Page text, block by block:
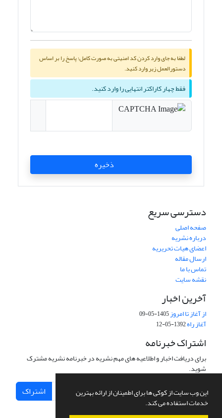
این وب سایت از کوکی ها برای اطمینان از ارائه بهترین
خدمات استفاده می کند.
لطفا به جای وارد کردن کد امنیتی به صورت کامل؛ پاسخ را بر اساس
دستورالعمل زیر وارد کنید.
فقط چهار کاراکتر انتهایی را وارد کنید.
ذخیره
دسترسی سریع
صفحه اصلی
درباره نشریه
اعضای هیات تحریریه
ارسال مقاله
تماس با ما
نقشه سایت
آخرین اخبار
از آغاز تا امروز1405-05-09
آغاز راه1392-05-12
اشتراک خبرنامه
برای دریافت اخبار و اطلاعیه های مهم نشریه در خبرنامه نشریه مشترک
شوید.
اشتراک